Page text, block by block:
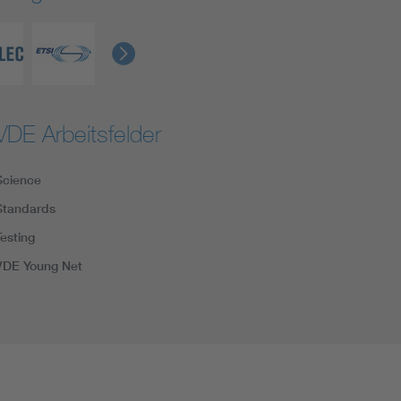
Arbeitsfelder
Young Net